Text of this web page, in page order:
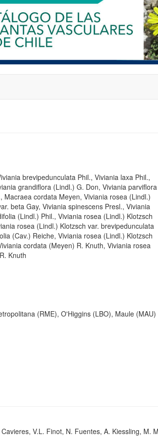
brevipedunculata Phil., Viviania laxa Phil.,
grandiflora (Lindl.) G. Don, Viviania parviflora
cordata Meyen, Viviania rosea (Lindl.)
beta Gay, Viviania spinescens Presl., Viviania
(Lindl.) Phil., Viviania rosea (Lindl.) Klotzsch
rosea (Lindl.) Klotzsch var. brevipedunculata
(Cav.) Reiche, Viviania rosea (Lindl.) Klotzsch
cordata (Meyen) R. Knuth, Viviania rosea
Knuth
(RME), O'Higgins (LBO), Maule (MAU)
V.L. Finot, N. Fuentes, A. Kiessling, M.